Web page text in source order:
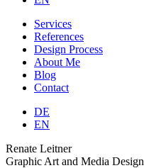
Services
References
Design Process
About Me
Blog
Contact
DE
EN
Renate Leitner
Graphic Art and Media Design